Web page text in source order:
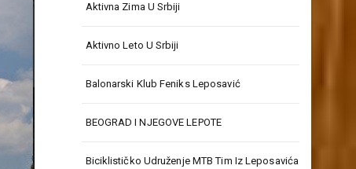
Aktivna Zima U Srbiji
Aktivno Leto U Srbiji
Balonarski Klub Feniks Leposavić
BEOGRAD I NJEGOVE LEPOTE
Biciklističko Udruženje MTB Tim Iz Leposavića